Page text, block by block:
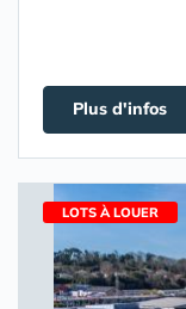
Plus d'infos
LOTS À LOUER